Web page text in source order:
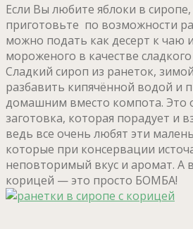
Если Вы любите яблоки в
приготовьте по возможности
можно подать как десерт к чаю
мороженого в качестве
Сладкий сироп из ранеток,
разбавить кипячённой водой и
домашним вместо компота. Это
заготовка, которая порадует и
ведь все очень любят эти
которые при консервации
неповторимый вкус и аромат. А
корицей — это просто БОМБА!